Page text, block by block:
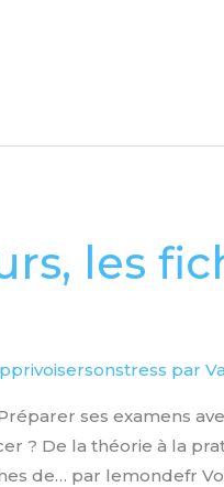
les
par
ses examens
? De la théorie à la
de… par lemondefr